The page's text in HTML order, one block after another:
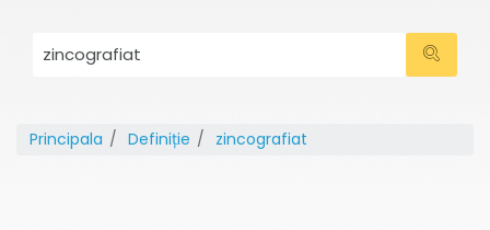
Principala Definiție zincografiat